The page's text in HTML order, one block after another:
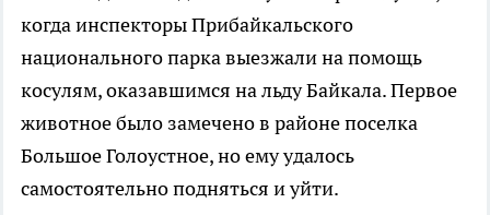
когда инспекторы Прибайкальского
национального парка выезжали на помощь
косулям, оказавшимся на льду Байкала. Первое
животное было замечено в районе поселка
Большое Голоустное, но ему удалось
самостоятельно подняться и уйти.